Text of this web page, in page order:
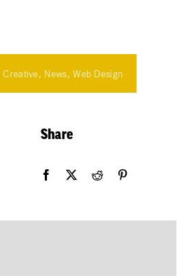
Creative, News,Web Design
Share